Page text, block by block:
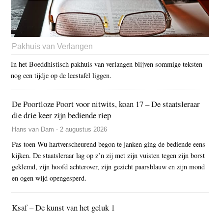
Pakhuis van Verlangen
In het Boeddhistisch pakhuis van verlangen blijven sommige teksten
nog een tijdje op de leestafel liggen.
De Poortloze Poort voor nitwits, koan 17 – De staatsleraar
die drie keer zijn bediende riep
Hans van Dam - 2 augustus 2026
Pas toen Wu hartverscheurend begon te janken ging de bediende eens
kijken. De staatsleraar lag op z’n zij met zijn vuisten tegen zijn borst
geklemd, zijn hoofd achterover, zijn gezicht paarsblauw en zijn mond
en ogen wijd opengesperd.
Ksaf – De kunst van het geluk 1